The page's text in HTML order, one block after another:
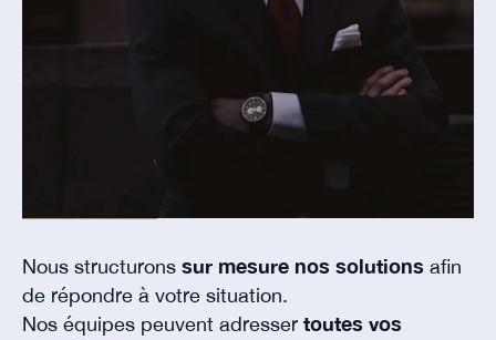
Nous structurons sur mesure nos solutions afin
de répondre à votre situation.
Nos équipes peuvent adresser toutes vos